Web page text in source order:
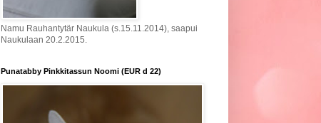
Namu Rauhantytär Naukula (s.15.11.2014), saapui
Naukulaan 20.2.2015.
Punatabby Pinkkitassun Noomi (EUR d 22)